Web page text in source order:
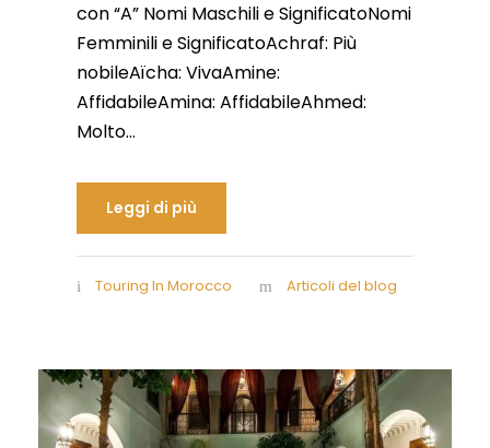
con “A” Nomi Maschili e SignificatoNomi
Femminili e SignificatoAchraf: Più
nobileAïcha: VivaAmine:
AffidabileAmina: AffidabileAhmed:
Molto...
Leggi di più
Touring In Morocco Articoli del blog